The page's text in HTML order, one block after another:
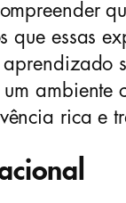
que essas
rica e